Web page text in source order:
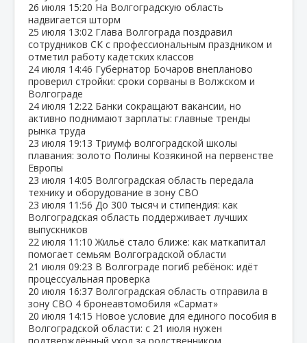
26 июля 15:20 На Волгоградскую область
надвигается шторм
25 июля 13:02 Глава Волгограда поздравил
сотрудников СК с профессиональным праздником и
отметил работу кадетских классов
24 июля 14:46 Губернатор Бочаров внепланово
проверил стройки: сроки сорваны в Волжском и
Волгограде
24 июля 12:22 Банки сокращают вакансии, но
активно поднимают зарплаты: главные тренды
рынка труда
23 июля 19:13 Триумф волгоградской школы
плавания: золото Полины Козякиной на первенстве
Европы
23 июля 14:05 Волгоградская область передала
технику и оборудование в зону СВО
23 июля 11:56 До 300 тысяч и стипендия: как
Волгоградская область поддерживает лучших
выпускников
22 июля 11:10 Жильё стало ближе: как маткапитал
помогает семьям Волгоградской области
21 июля 09:23 В Волгограде погиб ребёнок: идёт
процессуальная проверка
20 июля 16:37 Волгоградская область отправила в
зону СВО 4 бронеавтомобиля «Сармат»
20 июля 14:15 Новое условие для единого пособия в
Волгоградской области: с 21 июля нужен